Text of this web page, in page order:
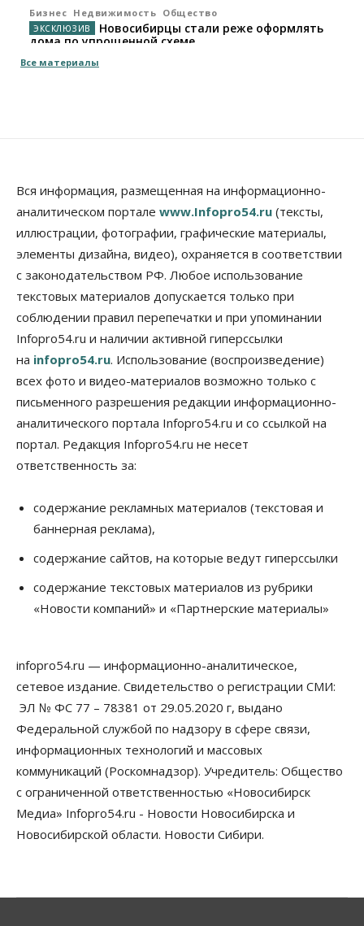
Бизнес Недвижимость Общество
Новосибирцы стали реже оформлять
дома по упрощенной схеме
07 Августа 2026, 16:00
Расходы новосибирцев на спорт выросли на 40%
за полгода
07 Августа 2026, 14:35
Сибирские аграрии увеличивают посевы горчицы
07 Августа 2026, 14:00
В Новосибирске многодетным семьям вручили
сертификаты на покупку автомобилей
07 Августа 2026, 13:55
Авто Общество
Треть автовладельцев в Новосибирской области
«поставили машины на прикол»
07 Августа 2026, 13:00
Власть
социальных объектах
07 Августа 2026, 12:35
Общество
на выходных
07 Августа 2026, 12:00
повысить свою пенсию
07 Августа 2026, 11:30
Деньгами будут распоряжаться дети: в десяти
школах Новосибирской области введут
инициативное бюджетирование
07 Августа 2026, 11:00
Общество Право&Порядок
В Новосибирске руководителя отдела полиции
заключили под стражу
Все материалы
Вся информация, размещенная на информационно-
аналитическом портале www.Infopro54.ru (тексты,
иллюстрации, фотографии, графические материалы,
элементы дизайна, видео), охраняется в соответствии
с законодательством РФ. Любое использование
текстовых материалов допускается только при
соблюдении правил перепечатки и при упоминании
Infopro54.ru и наличии активной гиперссылки
на infopro54.ru. Использование (воспроизведение)
всех фото и видео-материалов возможно только с
письменного разрешения редакции информационно-
аналитического портала Infopro54.ru и со ссылкой на
портал. Редакция Infopro54.ru не несет
ответственность за:
содержание рекламных материалов (текстовая и
баннерная реклама),
содержание сайтов, на которые ведут гиперссылки
содержание текстовых материалов из рубрики
«Новости компаний» и «Партнерские материалы»
infopro54.ru — информационно-аналитическое,
сетевое издание. Свидетельство о регистрации СМИ:
ЭЛ № ФС 77 – 78381 от 29.05.2020 г, выдано
Федеральной службой по надзору в сфере связи,
информационных технологий и массовых
коммуникаций (Роскомнадзор). Учредитель: Общество
с ограниченной ответственностью «Новосибирск
Медиа» Infopro54.ru - Новости Новосибирска и
Новосибирской области. Новости Сибири.